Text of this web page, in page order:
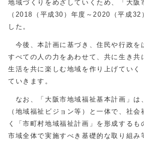
地域づくりをめざしていくため、「大阪
（2018（平成30）年度～2020（平成32
した。
今後、本計画に基づき、住民や行政を
すべての人の力をあわせて、共に生き共
生活を共に楽しむ地域を作り上げていく
ていきます。
なお、「大阪市地域福祉基本計画」は
（地域福祉ビジョン等）と一体で、社
く「市町村地域福祉計画」を形成するも
市域全体で実施すべき基礎的な取り組み